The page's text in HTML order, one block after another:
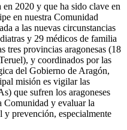
2020 y que ha sido clave en
en nuestra Comunidad
a las nuevas circunstancias
y 29 médicos de familia
tres provincias aragonesas (18
y coordinados por las
del Gobierno de Aragón,
misión es vigilar las
que sufren los aragoneses
Comunidad y evaluar la
y prevención, especialmente